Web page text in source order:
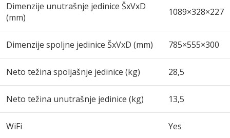
Dimenzije unutrašnje jedinice ŠxVxD
(mm)
1089×328×227
Dimenzije spoljne jedinice ŠxVxD (mm) 785×555×300
Neto težina spoljašnje jedinice (kg) 28,5
Neto težina unutrašnje jedinice (kg) 13,5
WiFi Yes